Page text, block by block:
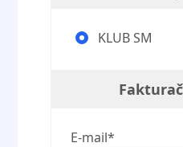
KLUB SM
E-mail*